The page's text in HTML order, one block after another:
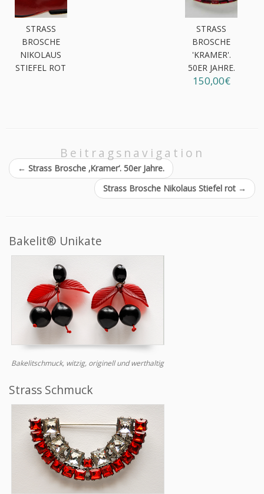
STRASS
BROSCHE
NIKOLAUS
STIEFEL ROT
STRASS
BROSCHE
'KRAMER'.
50ER JAHRE.
150,00€
Beitragsnavigation
← Strass Brosche ‚Kramer‘. 50er Jahre.
Strass Brosche Nikolaus Stiefel rot →
Bakelit® Unikate
Bakelitschmuck, witzig, originell und werthaltig
Strass Schmuck